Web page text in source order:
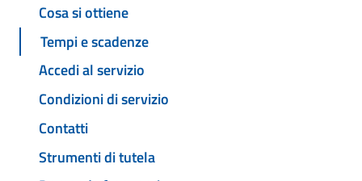
Cosa si ottiene
Tempi e scadenze
Accedi al servizio
Condizioni di servizio
Contatti
Strumenti di tutela